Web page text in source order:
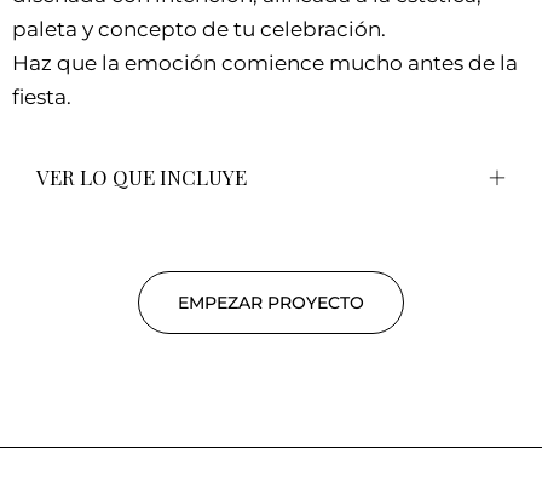
paleta y concepto de tu celebración.
Haz que la emoción comience mucho antes de la
fiesta.
VER LO QUE INCLUYE
EMPEZAR PROYECTO